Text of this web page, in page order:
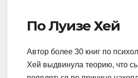
По Луизе Хей
Автор более 30 книг по
Хей выдвинула теорию, что